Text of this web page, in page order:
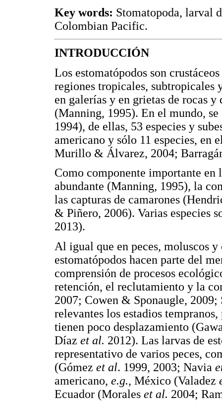
Key words: Stomatopoda, larval
Colombian Pacific.
INTRODUCCIÓN
Los estomatópodos son
regiones tropicales, subtropicales
en galerías y en grietas de rocas
(Manning, 1995). En el mundo,
1994), de ellas, 53 especies y
americano y sólo 11 especies,
Murillo & Álvarez, 2004;
Como componente importante en
abundante (Manning, 1995), la
las capturas de camarones
& Piñero, 2006). Varias especies
2013).
Al igual que en peces, moluscos y
estomatópodos hacen parte del
comprensión de procesos
retención, el reclutamiento y la
2007; Cowen & Sponaugle,
relevantes los estadios
tienen poco desplazamiento
Díaz et al. 2012). Las larvas de
representativo de varios peces,
(Gómez et al. 1999, 2003; Navia
americano, e.g., México (Valadez
Ecuador (Morales et al. 2004;